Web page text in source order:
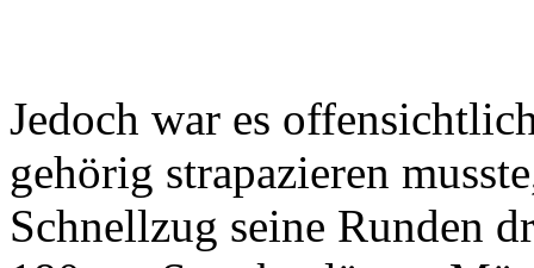
Jedoch war es
gehörig strapazieren
Schnellzug seine Runden